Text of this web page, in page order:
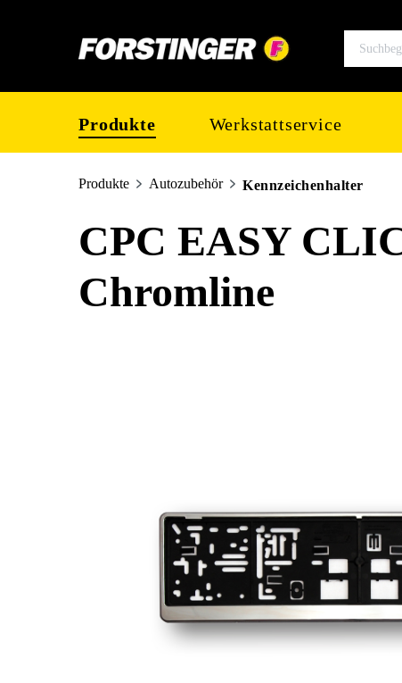
Produkte Werkstattservice
Produkte Autozubehör Kennzeichenhalter
CPC EASY
Chromline